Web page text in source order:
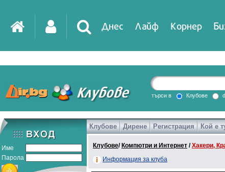
Днес Лайф Корнер
търси в Клубове
Име
Парола
Клубове Дирене Регистрация Кой е
Клубове/ Компютри и Интернет /Хакери,
Информация за клуба